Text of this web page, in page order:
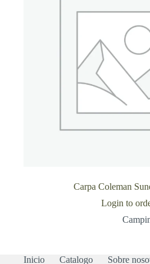
Carpa Coleman
Login to
Inicio Catalogo Sobre